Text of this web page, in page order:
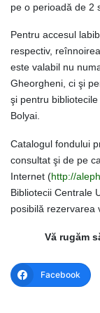
pe o perioadă de 2
Pentru accesul
respectiv,
este valabil nu
Gheorgheni, ci şi
şi pentru
Bolyai.
Catalogul fondului
consultat şi de pe
Internet (http://
Bibliotecii Centrale
posibilă rezervarea
Vă rugăm
Facebook